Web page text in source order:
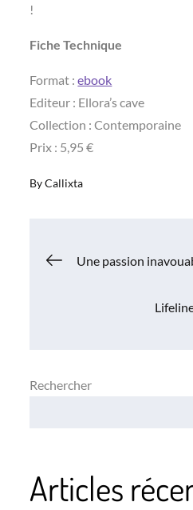
!
Fiche Technique
Format :ebook
Editeur : Ellora’s cave
Collection : Contemporaine
Prix : 5,95 €
ByCallixta
Navigation
Une passion
Rechercher
Articles